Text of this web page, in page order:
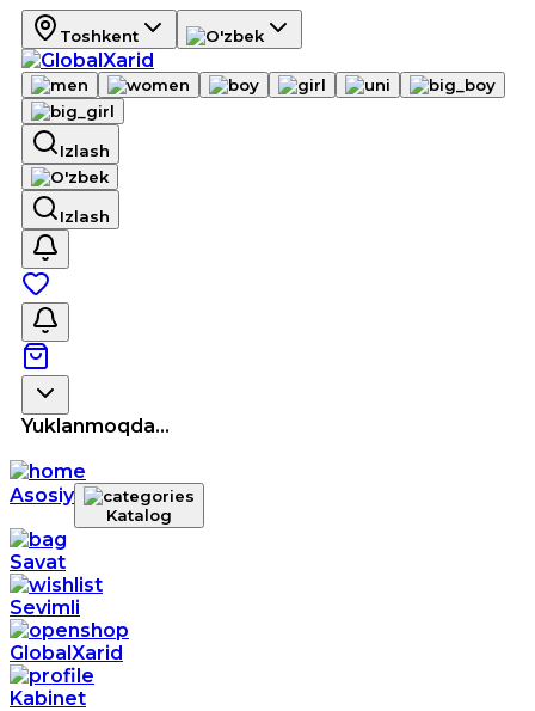
Toshkent
Izlash
Izlash
Yuklanmoqda...
Asosiy
Katalog
Savat
Sevimli
GlobalXarid
Kabinet